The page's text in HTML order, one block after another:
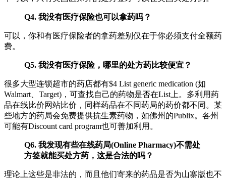
Q4. 我没有医疗保险也可以拿药吗？
可以，你和有医疗保险者的拿药差别仅在于你必须支付全额药
费。
Q5. 我没有医疗保险，哪里的处方药比较便宜？
很多大型连锁超市的药店都有$4 List generic medication (如
Walmart、Target)，可查找自己的药物是否在List上。多利用药
品在线比价网站比价，同样药品在不同药局的药价都不同。某
些地方的药局会免费提供抗生素药物，如佛州的Publix。各州
可能有Discount card program也可善加利用。
Q6. 我发现有些在线药局(Online Pharmacy)不需处
方签就能买处方药，这是合法的吗？
理论上这些是非法的，而且他们寄来的药品是否为山寨版也不